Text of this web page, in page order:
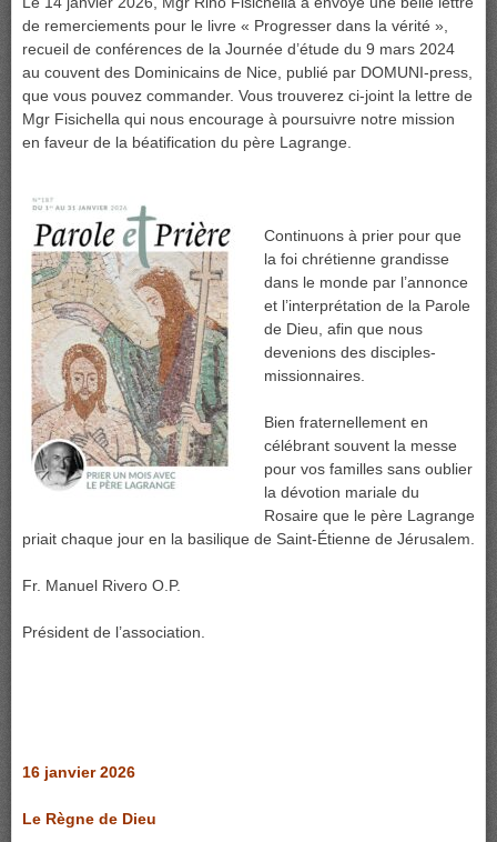
de remerciements pour le livre « Progresser dans la vérité »,
recueil de conférences de la Journée d’étude du 9 mars 2024
au couvent des Dominicains de Nice, publié par DOMUNI-press,
que vous pouvez commander. Vous trouverez ci-joint la lettre de
Mgr Fisichella qui nous encourage à poursuivre notre mission
en faveur de la béatification du père Lagrange.
Continuons à prier pour que
la foi chrétienne grandisse
dans le monde par l’annonce
et l’interprétation de la Parole
de Dieu, afin que nous
devenions des disciples-
missionnaires.
Bien fraternellement en
célébrant souvent la messe
pour vos familles sans oublier
la dévotion mariale du
Rosaire que le père Lagrange
priait chaque jour en la basilique de Saint-Étienne de Jérusalem.
Fr. Manuel Rivero O.P.
Président de l’association.
16 janvier 2026
Le Règne de Dieu